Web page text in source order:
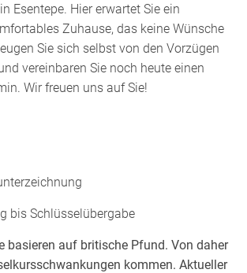
Esentepe. Hier erwartet Sie ein
Zuhause, das keine Wünsche
Sie sich selbst von den Vorzügen
vereinbaren Sie noch heute einen
Wir freuen uns auf Sie!
bis Schlüsselübergabe
basieren auf britische Pfund. Von daher
kommen. Aktueller